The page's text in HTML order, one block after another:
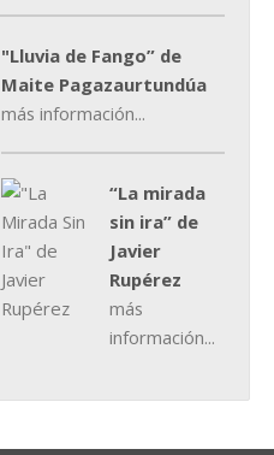
"Lluvia de Fango” de
Maite Pagazaurtundúa
más información...
“La mirada
sin ira” de
Javier
Rupérez
más
información...